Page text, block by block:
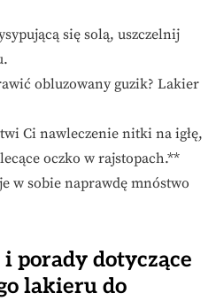
się solą, uszczelnij
obluzowany guzik? Lakier
Ci nawleczenie nitki na igłę,
oczko w rajstopach.**
w sobie naprawdę mnóstwo
porady dotyczące
lakieru do